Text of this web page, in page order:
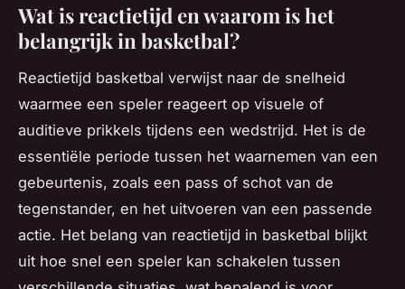
Wat is reactietijd en waarom is het
belangrijk in basketbal?
Reactietijd basketbal verwijst naar de snelheid
waarmee een speler reageert op visuele of
auditieve prikkels tijdens een wedstrijd. Het is de
essentiële periode tussen het waarnemen van een
gebeurtenis, zoals een pass of schot van de
tegenstander, en het uitvoeren van een passende
actie. Het belang van reactietijd in basketbal blijkt
uit hoe snel een speler kan schakelen tussen